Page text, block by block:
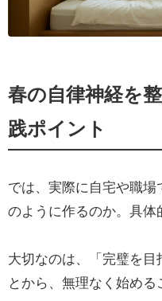
春の自律神経を
践ポイント
では、実際に自宅や職
のように作るのか。具体
大切なのは、「完璧を目
とから、無理なく始める